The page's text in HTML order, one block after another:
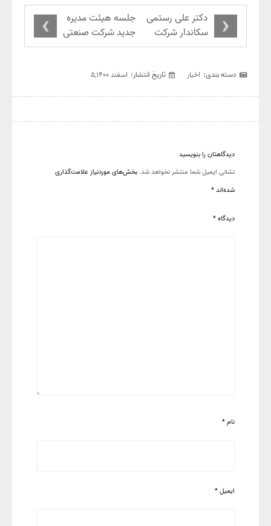
دکتر علی رستمی
سکاندار شرکت
مس شد
‹
جلسه هیئت مدیره
جدید شرکت صنعتی
و معدنی مولیبدن
آئین تودیع مهندس
›
دسته بندی: اخبار تاریخ انتشار: اسفند ۵,۱۴۰۰
دیدگاهتان را بنویسید
نشانی ایمیل شما منتشر نخواهد شد. بخش‌های موردنیاز علامت‌گذاری
شده‌اند*
دیدگاه*
نام*
ایمیل*